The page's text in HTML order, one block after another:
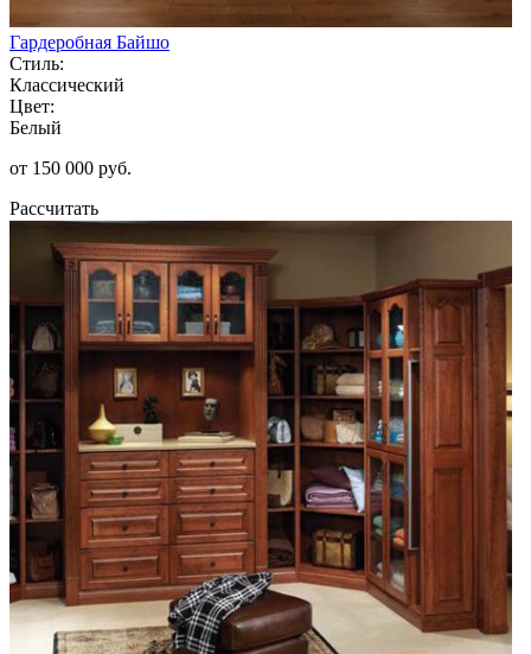
Гардеробная Байшо
Стиль:
Классический
Цвет:
Белый
от 150 000 руб.
Рассчитать